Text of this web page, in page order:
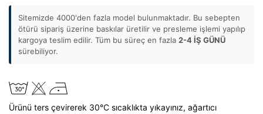
Sitemizde 4000'den fazla model bulunmaktadır. Bu sebepten
ötürü sipariş üzerine baskılar üretilir ve presleme işlemi yapılıp
kargoya teslim edilir. Tüm bu süreç en fazla 2-4 İŞ GÜNÜ
sürebiliyor.
Ürünü ters çevirerek 30°C sıcaklıkta yıkayınız, ağartıcı